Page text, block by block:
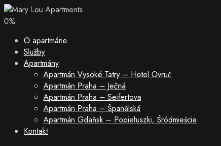
0%
O apartmáne
Služby
Apartmány
Apartmán Vysoké Tatry – Hotel Ovruč
Apartmán Praha – Ječná
Apartmán Praha – Seifertova
Apartmán Praha – Španělská
Apartmán Gdaňsk – Popiełuszki, Śródmieście
Kontakt